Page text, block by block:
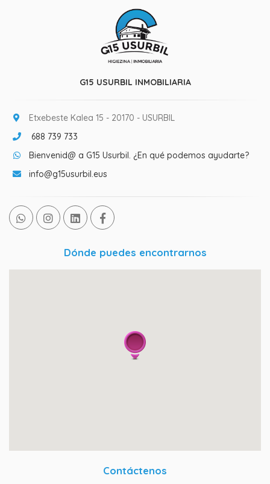
G15 USURBIL INMOBILIARIA
Etxebeste Kalea 15 - 20170 - USURBIL
688 739 733
Bienvenid@ a G15 Usurbil. ¿En qué podemos ayudarte?
info@g15usurbil.eus
Dónde puedes encontrarnos
Contáctenos